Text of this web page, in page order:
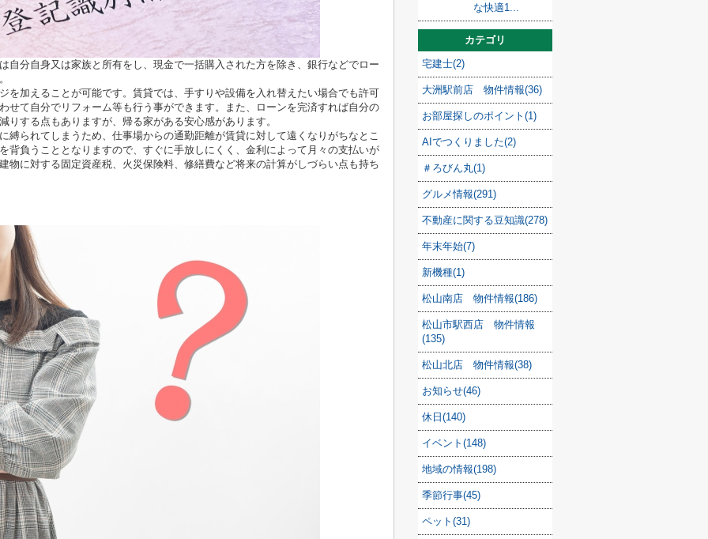
自分自身又は家族と所有をし、現金で一括購入された方を除き、銀行などでロー
加えることが可能です。賃貸では、手すりや設備を入れ替えたい場合でも許可
せて自分でリフォーム等も行う事ができます。また、ローンを完済すれば自分の
りする点もありますが、帰る家がある安心感があります。
られてしまうため、仕事場からの通勤距離が賃貸に対して遠くなりがちなとこ
背負うこととなりますので、すぐに手放しにくく、金利によって月々の支払いが
物に対する固定資産税、火災保険料、修繕費など将来の計算がしづらい点も持ち
な快適1...
カテゴリ
宅建士(2)
大洲駅前店 物件情報(36)
お部屋探しのポイント(1)
AIでつくりました(2)
＃ろびん丸(1)
グルメ情報(291)
不動産に関する豆知識(278)
年末年始(7)
新機種(1)
松山南店 物件情報(186)
松山市駅西店 物件情報
(135)
松山北店 物件情報(38)
お知らせ(46)
休日(140)
イベント(148)
地域の情報(198)
季節行事(45)
ペット(31)